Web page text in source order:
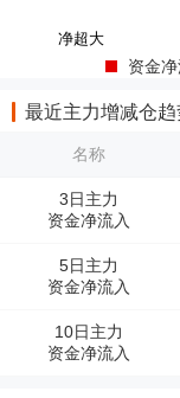
资金净
最近主力增减仓趋
名称
3日主力
资金净流入
5日主力
资金净流入
10日主力
资金净流入